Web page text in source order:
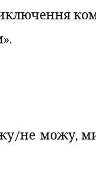
не можу,